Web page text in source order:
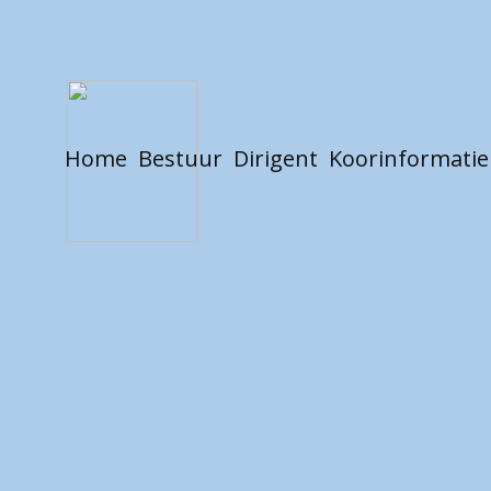
Home Bestuur Dirigent Koorinformatie